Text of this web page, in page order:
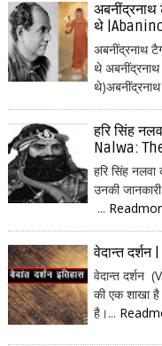
अबनींद्रनाथ
थे
अबनींद्रनाथ
थे अबनींद्रनाथ
हरि सिंह
Nalwa:
हरि सिंह
उनकी
...
वेदान्त
वेदान्त दर्शन
की एक शाखा है
है।...